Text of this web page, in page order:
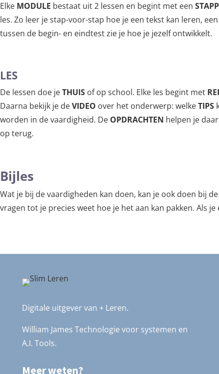
Elke MODULE bestaat uit 2 lessen en begint met een
les. Zo leer je stap-voor-stap hoe je een tekst kan leren,
tussen de begin- en eindtest zie je hoe je jezelf ontwikkelt.
LES
De lessen doe jeTHUIS of op school. Elke les begint met
Daarna bekijk je deVIDEO over het onderwerp: welkeTIPS
worden in de vaardigheid. De OPDRACHTEN helpen je
op terug.
Bijles
Wat je bij de vaardigheden kan doen, kan je ook doen bij
vragen tot je precies weet hoe je het aan kan pakken. Als
Digitale uitgever van + Leren.
William James Technologie voor systemen en
A.I. Tools.
Meer weten?